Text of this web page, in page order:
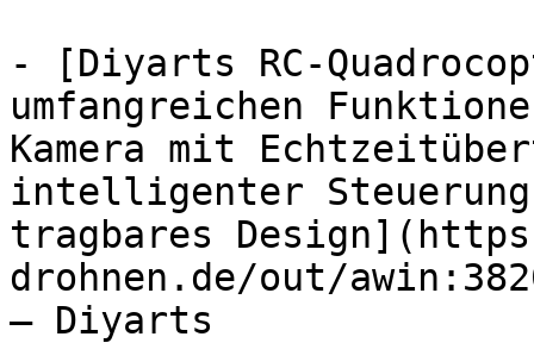
- [Diyarts RC-
umfangreichen
Kamera mit
intelligenter
tragbares
drohnen.de/out/
— Diyarts